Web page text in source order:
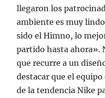
llegaron los
ambiente es muy
sido el Himno, lo
partido hasta ahora».
que recurre a un
destacar que el
de la tendencia Nike